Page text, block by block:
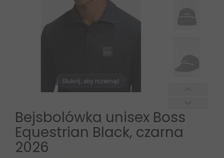
Stuknij, aby rozwinąć
Bejsbolówka unisex Boss
Equestrian Black, czarna
2026